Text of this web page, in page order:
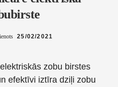
25/02/2021
zobu birstes
efektīvi iztīra dziļi zobu